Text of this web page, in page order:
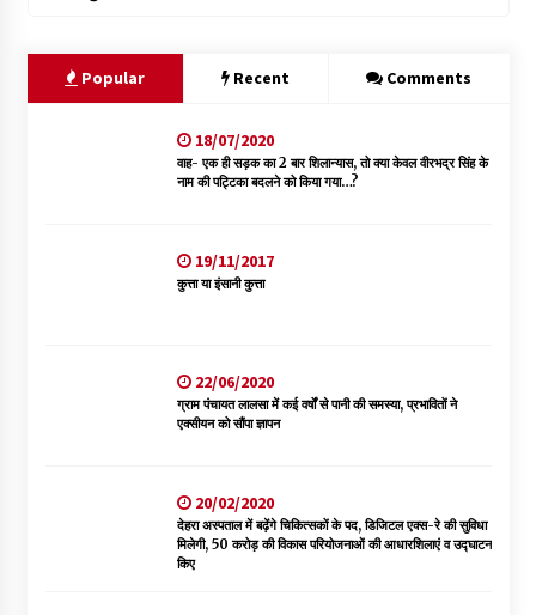
Popular Recent Comments
18/07/2020
वाह- एक ही सड़क का 2 बार शिलान्यास, तो क्या केवल वीरभद्र सिंह के
नाम की पट्टिका बदलने को किया गया…?
19/11/2017
कुत्ता या इंसानी कुत्ता
22/06/2020
ग्राम पंचायत लालसा में कई वर्षों से पानी की समस्या, प्रभावितों ने
एक्सीयन को सौंपा ज्ञापन
20/02/2020
देहरा अस्पताल में बढ़ेंगे चिकित्सकों के पद, डिजिटल एक्स-रे की सुविधा
मिलेगी, 50 करोड़ की विकास परियोजनाओं की आधारशिलाएं व उद्घाटन
किए